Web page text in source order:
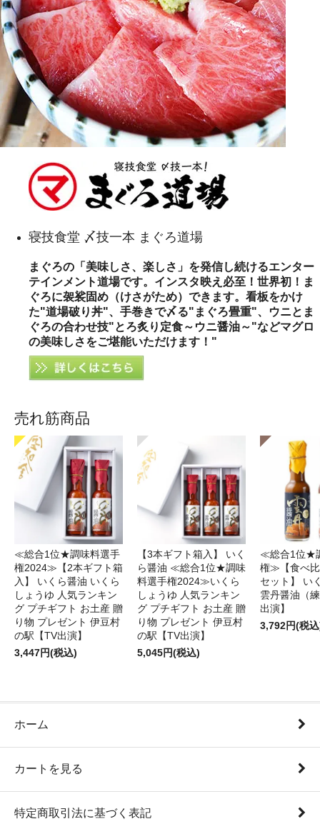
寝技食堂 〆技一本 まぐろ道場
まぐろの「美味しさ、楽しさ」を発信し続けるエンター
テインメント道場です。インスタ映え必至！世界初！ま
ぐろに袈裟固め（けさがため）できます。看板をかけ
た"道場破り丼"、手巻きで〆る"まぐろ畳重"、ウニとま
ぐろの合わせ技"とろ炙り定食～ウニ醤油～"などマグロ
の美味しさをご堪能いただけます！"
売れ筋商品
≪総合1位★調味料選手
権2024≫【2本ギフト箱
入】 いくら醤油 いくら
しょうゆ 人気ランキン
グ プチギフト お土産 贈
り物 プレゼント 伊豆村
の駅【TV出演】
3,447円(税込)
【3本ギフト箱入】 いく
ら醤油 ≪総合1位★調味
料選手権2024≫いくら
しょうゆ 人気ランキン
グ プチギフト お土産 贈
り物 プレゼント 伊豆村
の駅【TV出演】
5,045円(税込)
≪総合1位★
権≫【食べ
セット】 い
雲丹醤油（
出演】
3,792円(税
ホーム
カートを見る
特定商取引法に基づく表記